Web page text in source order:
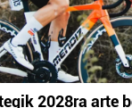
2028ra arte